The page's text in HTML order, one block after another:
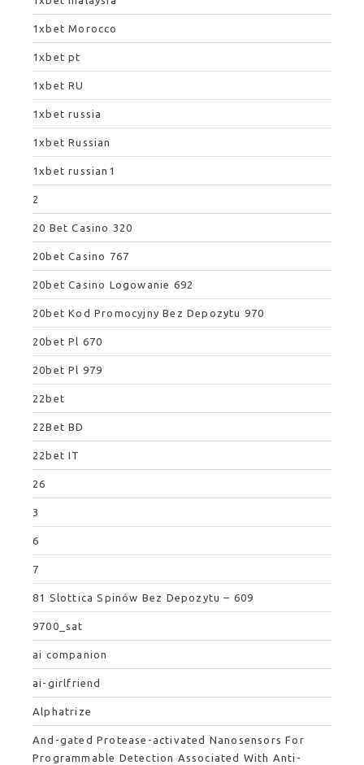
1xbet Morocco
1xbet pt
1xbet RU
1xbet russia
1xbet Russian
1xbet russian1
2
20 Bet Casino 320
20bet Casino 767
20bet Casino Logowanie 692
20bet Kod Promocyjny Bez Depozytu 970
20bet Pl 670
20bet Pl 979
22bet
22Bet BD
22bet IT
26
3
6
7
81 Slottica Spinów Bez Depozytu – 609
9700_sat
ai companion
ai-girlfriend
Alphatrize
And-gated Protease-activated Nanosensors For
Programmable Detection Associated With Anti-